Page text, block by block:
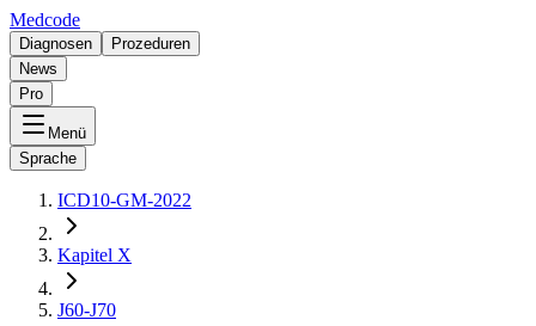
Medcode
Diagnosen
Prozeduren
News
Pro
Menü
Sprache
ICD10-GM-2022
Kapitel X
J60-J70